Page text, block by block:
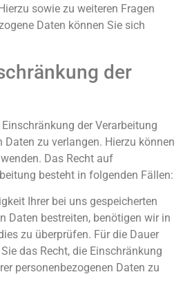
sowie zu weiteren Fragen
Daten können Sie sich
der
der Verarbeitung
Daten zu verlangen. Hierzu können
Das Recht auf
besteht in folgenden Fällen:
Ihrer bei uns gespeicherten
Daten bestreiten, benötigen wir in
zu überprüfen. Für die Dauer
das Recht, die Einschränkung
personenbezogenen Daten zu